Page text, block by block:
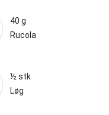
40 g
Rucola
½ stk
Løg